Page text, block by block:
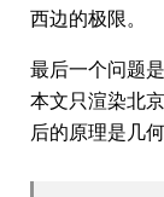
西边的极限。
最后一个问题
本文只渲染北
后的原理是几